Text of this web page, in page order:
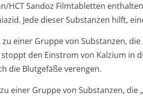
HCT Sandoz Filmtabletten
Jede dieser Substanzen hilft,
einer Gruppe von Substanzen, die
den Einstrom von Kalzium in
die Blutgefäße verengen.
einer Gruppe von Substanzen, die